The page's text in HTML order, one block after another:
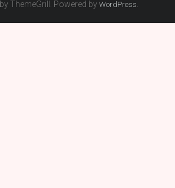
by ThemeGrill. Powered byWordPress